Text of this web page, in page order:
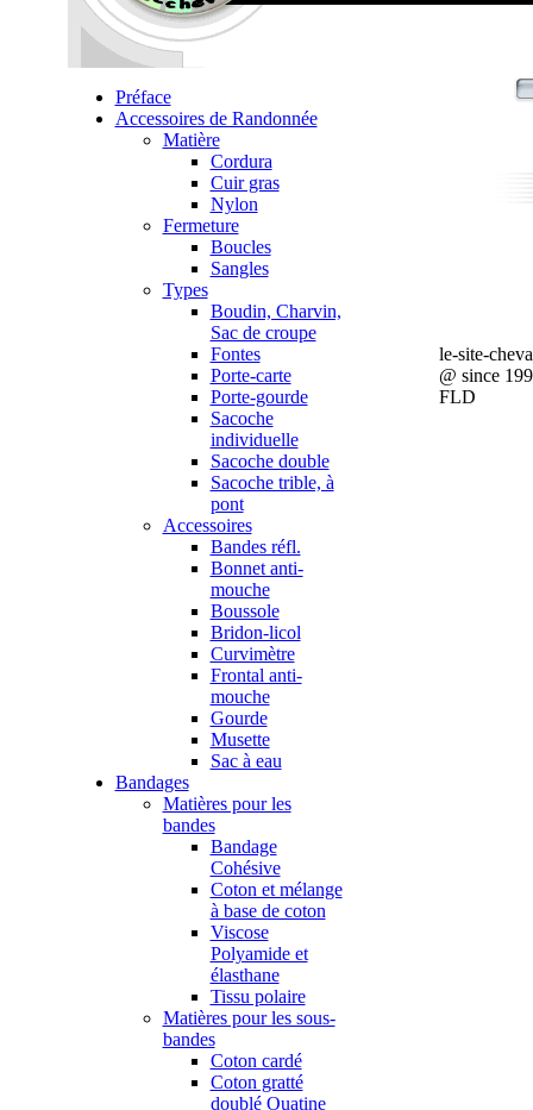
Préface
Accessoires de Randonnée
Matière
Cordura
Cuir gras
Nylon
Fermeture
Boucles
Sangles
Types
Boudin, Charvin,
Sac de croupe
Fontes
Porte-carte
Porte-gourde
Sacoche
individuelle
Sacoche double
Sacoche trible, à
pont
Accessoires
Bandes réfl.
Bonnet anti-
mouche
Boussole
Bridon-licol
Curvimètre
Frontal anti-
mouche
Gourde
Musette
Sac à eau
Bandages
Matières pour les
bandes
Bandage
Cohésive
Coton et mélange
à base de coton
Viscose
Polyamide et
élasthane
Tissu polaire
Matières pour les sous-
bandes
Coton cardé
Coton gratté
doublé Ouatine
le-site-
@ since
FLD